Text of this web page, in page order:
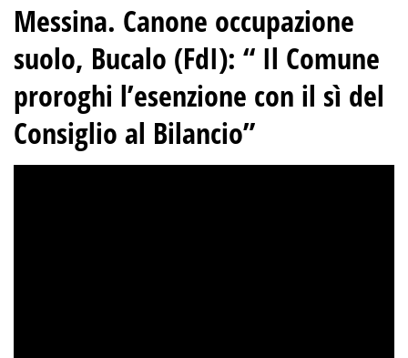
Messina. Canone occupazione
suolo, Bucalo (FdI): “ Il Comune
proroghi l’esenzione con il sì del
Consiglio al Bilancio”